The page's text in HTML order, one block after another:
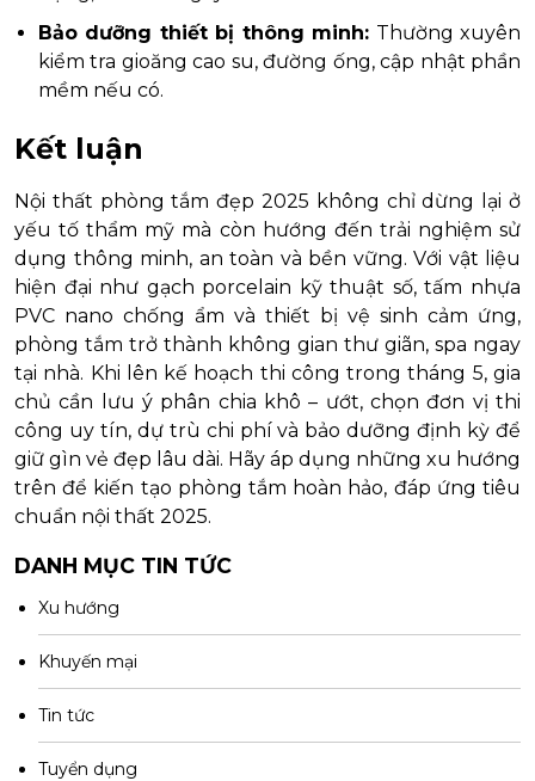
Bảo dưỡng thiết bị thông minh: Thường xuyên
kiểm tra gioăng cao su, đường ống, cập nhật phần
mềm nếu có.
Kết luận
Nội thất phòng tắm đẹp 2025 không chỉ dừng lại ở
yếu tố thẩm mỹ mà còn hướng đến trải nghiệm sử
dụng thông minh, an toàn và bền vững. Với vật liệu
hiện đại như gạch porcelain kỹ thuật số, tấm nhựa
PVC nano chống ẩm và thiết bị vệ sinh cảm ứng,
phòng tắm trở thành không gian thư giãn, spa ngay
tại nhà. Khi lên kế hoạch thi công trong tháng 5, gia
chủ cần lưu ý phân chia khô – ướt, chọn đơn vị thi
công uy tín, dự trù chi phí và bảo dưỡng định kỳ để
giữ gìn vẻ đẹp lâu dài. Hãy áp dụng những xu hướng
trên để kiến tạo phòng tắm hoàn hảo, đáp ứng tiêu
chuẩn nội thất 2025.
DANH MỤC TIN TỨC
Xu hướng
Khuyến mại
Tin tức
Tuyển dụng